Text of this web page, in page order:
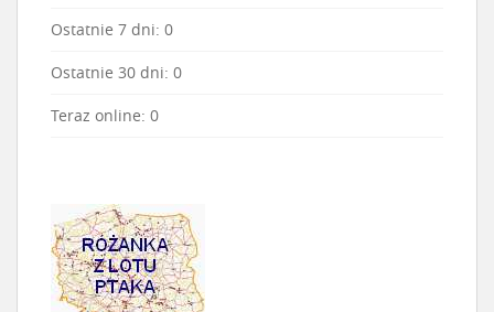
Ostatnie 7 dni: 0
Ostatnie 30 dni: 0
Teraz online: 0